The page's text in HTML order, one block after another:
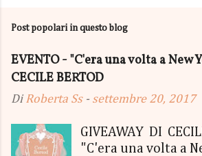
Post popolari in questo blog
EVENTO - "C'era una volta a New
CECILE BERTOD
DiRoberta Ss - settembre 20, 2017
GIVEAWAY DI
"C'era una volta a